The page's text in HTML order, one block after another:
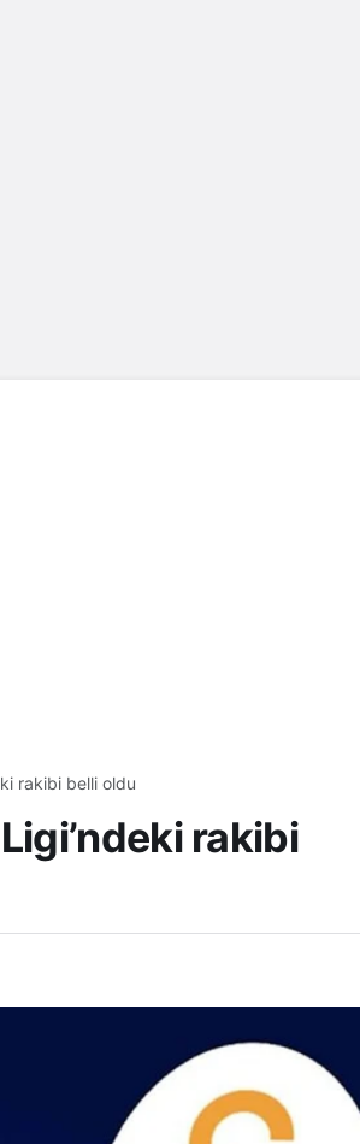
rakibi belli oldu
rakibi